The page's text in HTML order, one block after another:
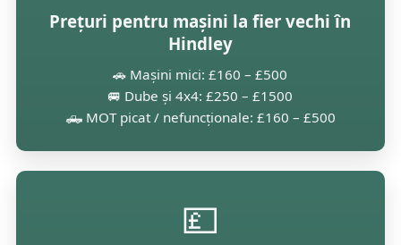
Prețuri pentru mașini la fier vechi în
Hindley
🚗 Mașini mici: £160 – £500
🚐 Dube și 4x4: £250 – £1500
🛻 MOT picat / nefuncționale: £160 – £500
💷